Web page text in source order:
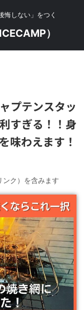
悔しない」をつく
）
プテンスタッ
すぎる！！身
味わえます！
ンク）を含みます